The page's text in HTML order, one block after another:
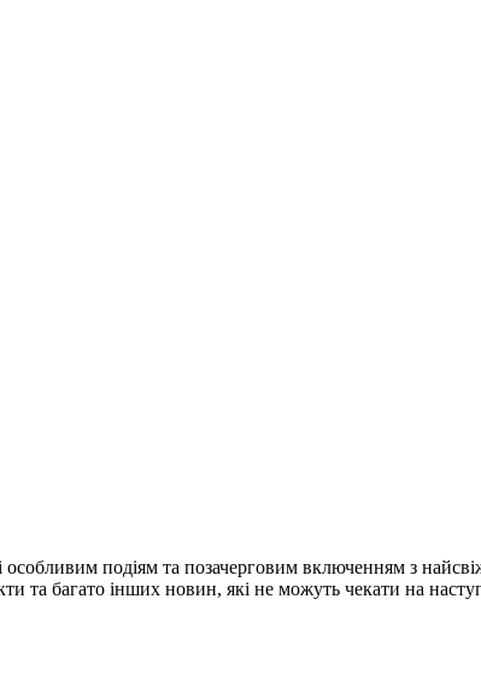
подіям та позачерговим включенням з
та багато інших новин, які не можуть чекати на